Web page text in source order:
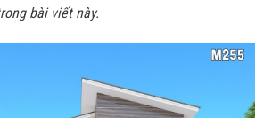
bài viết này.